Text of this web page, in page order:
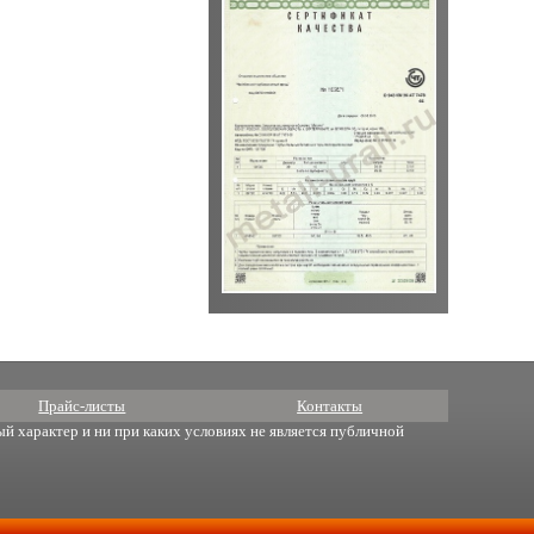
Прайс-листы Контакты
характер и ни при каких условиях не является публичной